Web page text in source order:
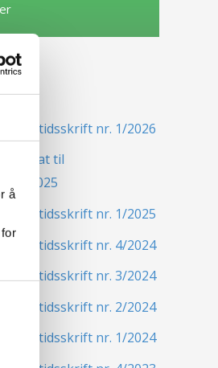
å
nr. 1/2026
til
2025
nr. 1/2025
nr. 4/2024
nr. 3/2024
nr. 2/2024
nr. 1/2024